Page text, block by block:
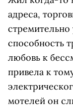
адреса,
способность
любовь к
привела к
мотелей он